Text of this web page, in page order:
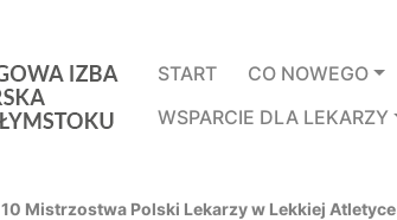
START
CO NOWEGO
WSPARCIE DLA LEKARZY
10 Mistrzostwa Polski Lekarzy w Lekkiej Atletyce